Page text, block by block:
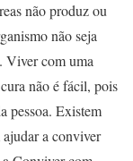
não produz ou
não seja
Viver com uma
não é fácil, pois
pessoa. Existem
a conviver